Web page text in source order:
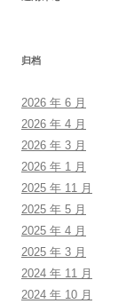
归档
2026 年 6 月
2026 年 4 月
2026 年 3 月
2026 年 1 月
2025 年 11 月
2025 年 5 月
2025 年 4 月
2025 年 3 月
2024 年 11 月
2024 年 10 月